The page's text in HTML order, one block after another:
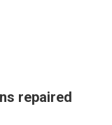
repaired